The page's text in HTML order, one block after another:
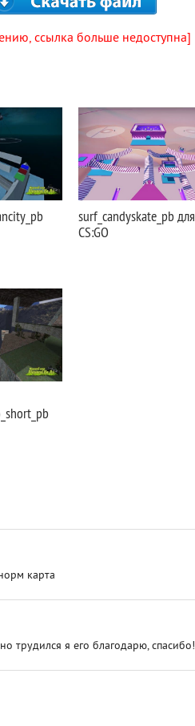
ссылка больше недоступна]
surf_candyskate_pb для
CS:GO
карта
трудился я его благодарю, спасибо!